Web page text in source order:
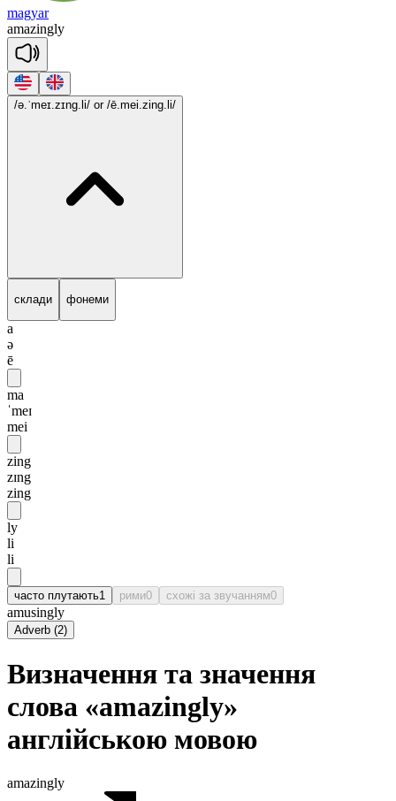
magyar
amazingly
/ə.ˈmeɪ.zɪng.li/ or /ē.mei.zing.li/
склади фонеми
a
ə
ē
ma
ˈmeɪ
mei
zing
zɪng
zing
ly
li
li
часто плутають1 рими0 схожі за звучанням0
amusingly
Adverb (2)
Визначення та значення
слова «amazingly»
англійською мовою
amazingly